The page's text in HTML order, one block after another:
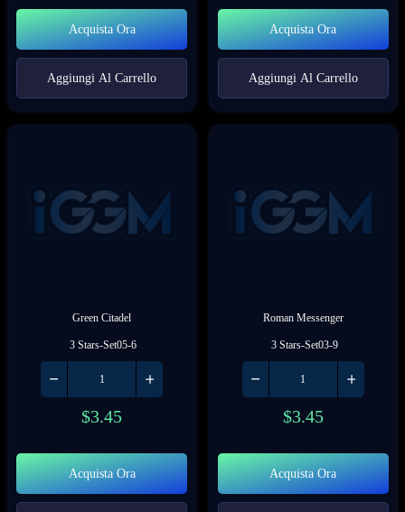
Acquista Ora
Aggiungi Al Carrello
Acquista Ora
Aggiungi Al Carrello
Green Citadel
3 Stars-Set05-6
$3.45
Acquista Ora
Roman Messenger
3 Stars-Set03-9
$3.45
Acquista Ora